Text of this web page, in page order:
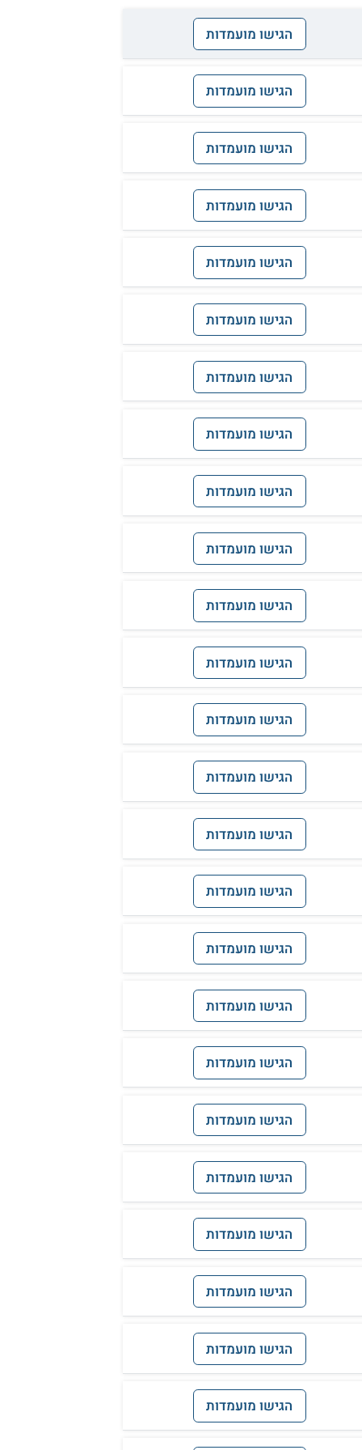
הגישו מועמדות
הגישו מועמדות
הגישו מועמדות
הגישו מועמדות
הגישו מועמדות
הגישו מועמדות
הגישו מועמדות
הגישו מועמדות
הגישו מועמדות
הגישו מועמדות
הגישו מועמדות
הגישו מועמדות
הגישו מועמדות
הגישו מועמדות
הגישו מועמדות
הגישו מועמדות
הגישו מועמדות
הגישו מועמדות
הגישו מועמדות
הגישו מועמדות
הגישו מועמדות
הגישו מועמדות
הגישו מועמדות
הגישו מועמדות
הגישו מועמדות